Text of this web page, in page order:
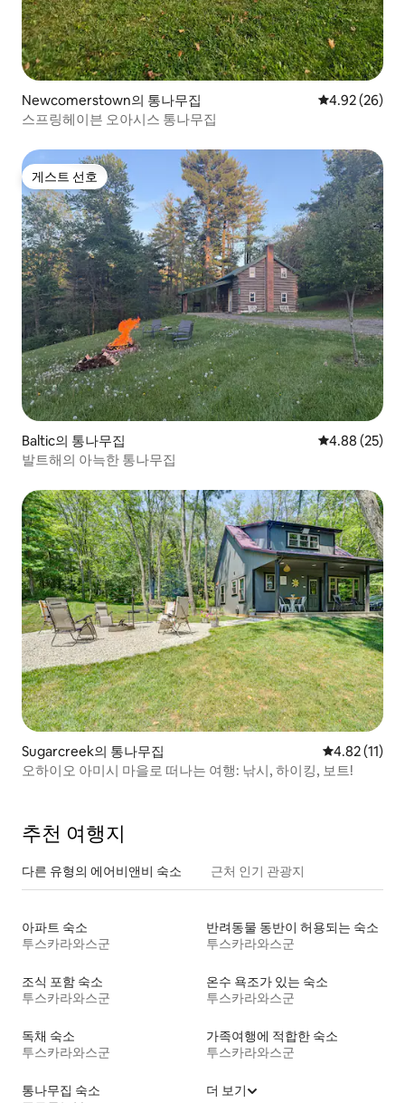
Newcomerstown의 통나무집 평점 4.92점(5
4.92 (26)
스프링헤이븐 오아시스 통나무집
게스트 선호
게스트 선호
Baltic의 통나무집 평점 4.88점(5
4.88 (25)
발트해의 아늑한 통나무집
Sugarcreek의 통나무집 평점 4.82점
4.82 (11)
오하이오 아미시 마을로 떠나는 여행: 낚시, 하이킹, 보트!
추천 여행지
다른 유형의 에어비앤비 숙소 근처 인기 관광지
아파트 숙소
투스카라와스군
반려동물 동반이 허용되는 숙소
투스카라와스군
조식 포함 숙소
투스카라와스군
온수 욕조가 있는 숙소
투스카라와스군
독채 숙소
투스카라와스군
가족여행에 적합한 숙소
투스카라와스군
통나무집 숙소
더 보기